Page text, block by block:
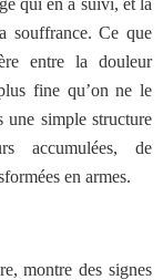
qui en a suivi, et la
souffrance. Ce que
entre la douleur
fine qu’on ne le
une simple structure
accumulées, de
en armes.
montre des signes